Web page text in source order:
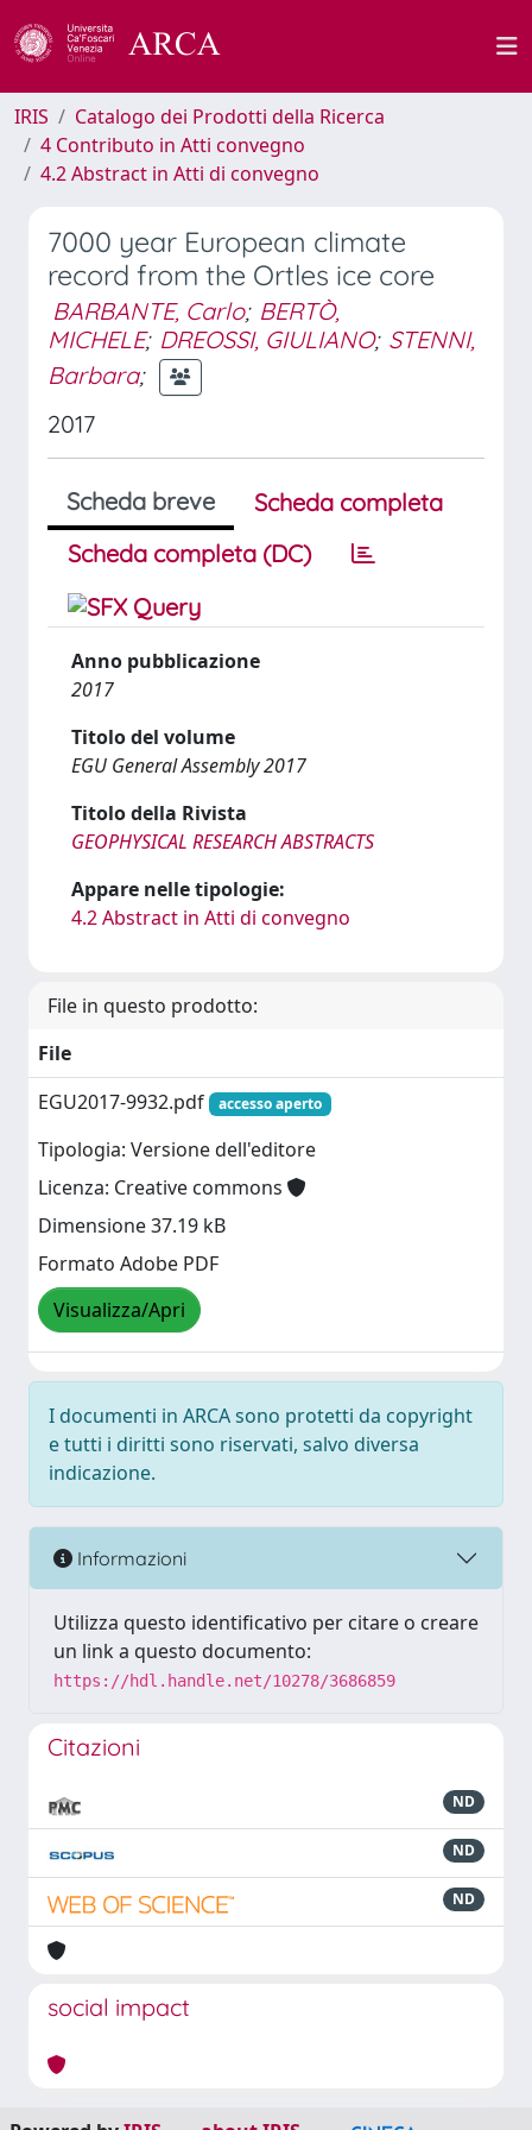
IRIS
Catalogo dei Prodotti della Ricerca
4 Contributo in Atti convegno
4.2 Abstract in Atti di convegno
7000 year European climate
record from the Ortles ice core
BARBANTE, Carlo; BERTÒ,
MICHELE; DREOSSI, GIULIANO; STENNI,
Barbara;
2017
Scheda breve
Scheda completa
Scheda completa (DC)
Anno pubblicazione
2017
Titolo del volume
EGU General Assembly 2017
Titolo della Rivista
GEOPHYSICAL RESEARCH ABSTRACTS
Appare nelle tipologie:
4.2 Abstract in Atti di convegno
File in questo prodotto:
File
EGU2017-9932.pdf
accesso aperto
Tipologia: Versione dell'editore
Licenza: Creative commons
Dimensione 37.19 kB
Formato Adobe PDF
Visualizza/Apri
I documenti in ARCA sono protetti da copyright
e tutti i diritti sono riservati, salvo diversa
indicazione.
Informazioni
Utilizza questo identificativo per citare o creare
un link a questo documento:
https://hdl.handle.net/10278/3686859
Citazioni
ND
ND
ND
social impact